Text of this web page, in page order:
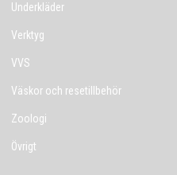
Underkläder
Verktyg
VVS
Väskor och resetillbehör
Zoologi
Övrigt